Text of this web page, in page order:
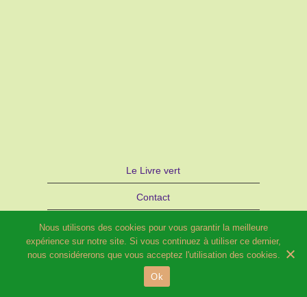
Le Livre vert
Contact
Autre site d’Hélène SCHILD : Bijoux
STRATAGEMME – PARIS
© 2026 Potager fleuri et Compagnie
Nous utilisons des cookies pour vous garantir la meilleure
expérience sur notre site. Si vous continuez à utiliser ce dernier,
nous considérerons que vous acceptez l'utilisation des cookies.
Ok